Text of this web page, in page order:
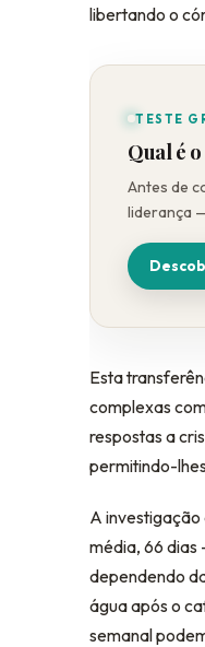
libertando o
TESTE
Qual é
Antes de
liderança
Esta
complexas
respostas a
permitindo-
A investigação
média, 66 dias
dependendo
água após o
semanal